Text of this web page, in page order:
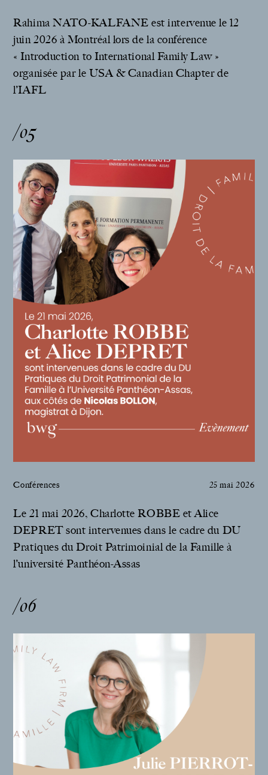
Rahima NATO-KALFANE est intervenue le 12
juin 2026 à Montréal lors de la conférence
« Introduction to International Family Law »
organisée par le USA & Canadian Chapter de
l’IAFL
/05
Conférences 25 mai 2026
Le 21 mai 2026, Charlotte ROBBE et Alice
DEPRET sont intervenues dans le cadre du DU
Pratiques du Droit Patrimoinial de la Famille à
l’université Panthéon-Assas
/06